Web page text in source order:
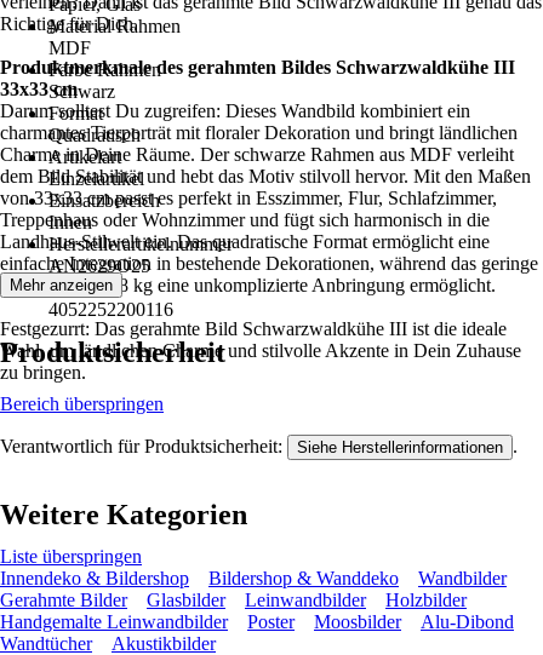
Papier, Glas
Material Rahmen
MDF
Farbe Rahmen
Schwarz
Format
Quadratisch
Artikelart
Einzelartikel
Einsatzbereich
Innen
Herstellerartikelnummer
AN2629O25
EAN
4052252200116
Richtige für Dich.
Produktmerkmale des gerahmten Bildes Schwarzwaldkühe III
33x33 cm
Darum solltest Du zugreifen: Dieses Wandbild kombiniert ein
charmantes Tierporträt mit floraler Dekoration und bringt ländlichen
Charme in Deine Räume. Der schwarze Rahmen aus MDF verleiht
dem Bild Stabilität und hebt das Motiv stilvoll hervor. Mit den Maßen
von 33x33 cm passt es perfekt in Esszimmer, Flur, Schlafzimmer,
Treppenhaus oder Wohnzimmer und fügt sich harmonisch in die
Landhaus-Stilwelt ein. Das quadratische Format ermöglicht eine
einfache Integration in bestehende Dekorationen, während das geringe
Gewicht von 0,8 kg eine unkomplizierte Anbringung ermöglicht.
Festgezurrt: Das gerahmte Bild Schwarzwaldkühe III ist die ideale
Wahl, um ländlichen Charme und stilvolle Akzente in Dein Zuhause
zu bringen.
Mehr anzeigen
Produktsicherheit
Bereich überspringen
Verantwortlich für Produktsicherheit: Siehe Herstellerinformationen .
Weitere Kategorien
Liste überspringen
Innendeko & Bildershop
Bildershop & Wanddeko
Wandbilder
Gerahmte Bilder
Glasbilder Leinwandbilder
Holzbilder
Handgemalte Leinwandbilder
Poster Moosbilder
Alu-Dibond
Wandtücher
Akustikbilder